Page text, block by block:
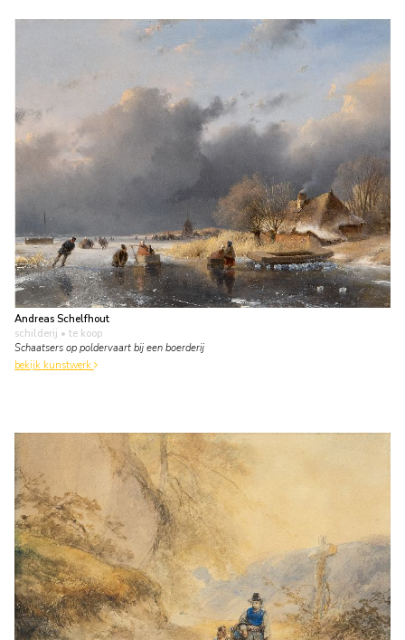
Andreas Schelfhout
schilderij • te koop
Schaatsers op poldervaart bij een boerderij
bekijk kunstwerk